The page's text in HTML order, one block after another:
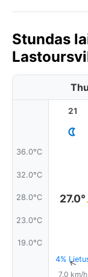
Stundas
36.0°C
32.0°C
28.0°C
23.0°C
19.0°C
21
27.0°
4%↑
7.0 km/h